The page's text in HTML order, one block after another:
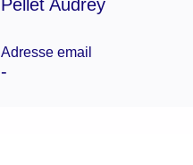
Pellet Audrey
Adresse email
-